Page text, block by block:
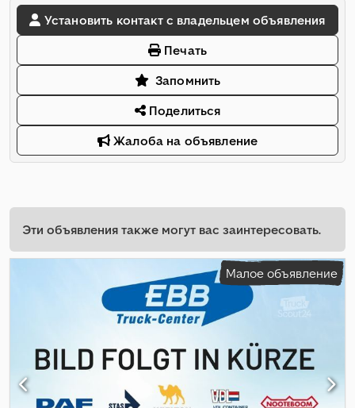
Установить контакт с владельцем объявления
Печать
Запомнить
Поделиться
Жалоба на объявление
Эти объявления также могут вас заинтересовать.
Малое объявление